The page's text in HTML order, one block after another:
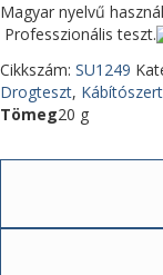
Magyar nyelvű
Professzionális teszt.
Cikkszám: SU1249
Drogteszt,
Tömeg20 g